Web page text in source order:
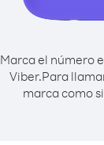
Marca el número
Viber.Para
marca como